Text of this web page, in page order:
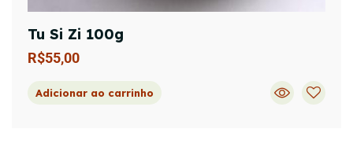
Tu Si Zi 100g
R$55,00
Adicionar ao carrinho